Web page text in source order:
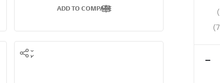
ADD TO COMPARE
items
7
items